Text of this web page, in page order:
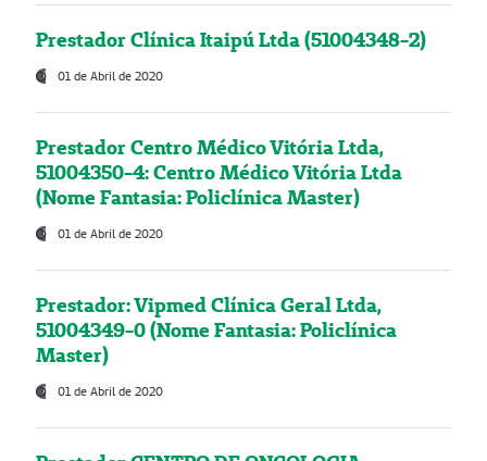
Prestador Clínica Itaipú Ltda (51004348-2)
01 de Abril de 2020
Prestador Centro Médico Vitória Ltda,
51004350-4: Centro Médico Vitória Ltda
(Nome Fantasia: Policlínica Master)
01 de Abril de 2020
Prestador: Vipmed Clínica Geral Ltda,
51004349-0 (Nome Fantasia: Policlínica
Master)
01 de Abril de 2020